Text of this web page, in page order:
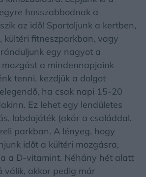
hosszabbodnak a
az idő! Sportoljunk a kertben,
kültéri fitneszparkban, vagy
egy nagyot a
a mindennapjaink
tenni, kezdjük a dolgot
ha csak napi 15-20
Ez lehet egy lendületes
labdajáték (akár a családdal,
parkban. A lényeg, hogy
időt a kültéri mozgásra,
a D-vitamint. Néhány hét alatt
válik, akkor pedig már